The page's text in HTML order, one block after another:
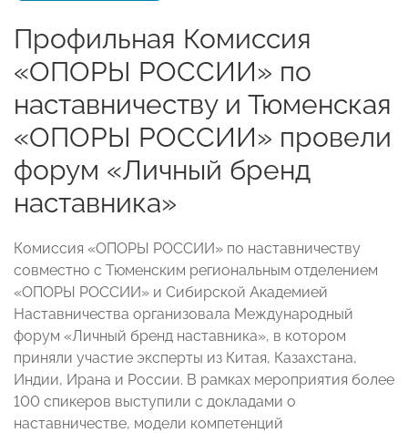
Профильная Комиссия
«ОПОРЫ РОССИИ» по
наставничеству и Тюменская
«ОПОРЫ РОССИИ» провели
форум «Личный бренд
наставника»
Комиссия «ОПОРЫ РОССИИ» по наставничеству
совместно с Тюменским региональным отделением
«ОПОРЫ РОССИИ» и Сибирской Академией
Наставничества организовала Международный
форум «Личный бренд наставника», в котором
приняли участие эксперты из Китая, Казахстана,
Индии, Ирана и России. В рамках мероприятия более
100 спикеров выступили с докладами о
наставничестве, модели компетенций